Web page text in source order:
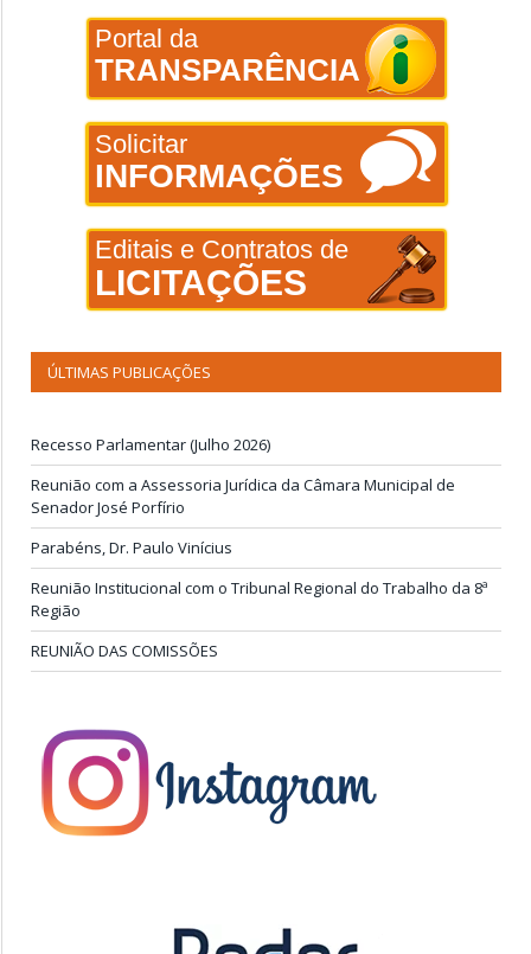
Portal da
TRANSPARÊNCIA
Solicitar
INFORMAÇÕES
Editais e Contratos de
LICITAÇÕES
ÚLTIMAS PUBLICAÇÕES
Recesso Parlamentar (Julho 2026)
Reunião com a Assessoria Jurídica da Câmara Municipal de
Senador José Porfírio
Parabéns, Dr. Paulo Vinícius
Reunião Institucional com o Tribunal Regional do Trabalho da 8ª
Região
REUNIÃO DAS COMISSÕES